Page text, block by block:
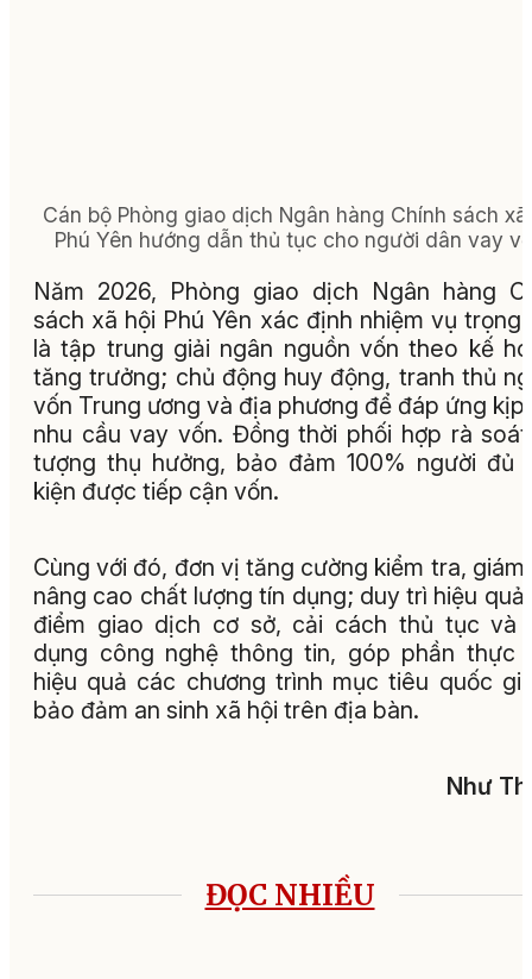
Cán bộ Phòng giao dịch Ngân hàng Chính sách xã
Phú Yên hướng dẫn thủ tục cho người dân vay
Năm 2026, Phòng giao dịch Ngân hàng
sách xã hội Phú Yên xác định nhiệm vụ trọng
là tập trung giải ngân nguồn vốn theo kế
tăng trưởng; chủ động huy động, tranh thủ
vốn Trung ương và địa phương để đáp ứng kịp
nhu cầu vay vốn. Đồng thời phối hợp rà
tượng thụ hưởng, bảo đảm 100% người đủ
kiện được tiếp cận vốn.
Cùng với đó, đơn vị tăng cường kiểm tra, giám
nâng cao chất lượng tín dụng; duy trì hiệu quả
điểm giao dịch cơ sở, cải cách thủ tục và
dụng công nghệ thông tin, góp phần thực
hiệu quả các chương trình mục tiêu quốc
bảo đảm an sinh xã hội trên địa bàn.
Như
ĐỌC NHIỀU